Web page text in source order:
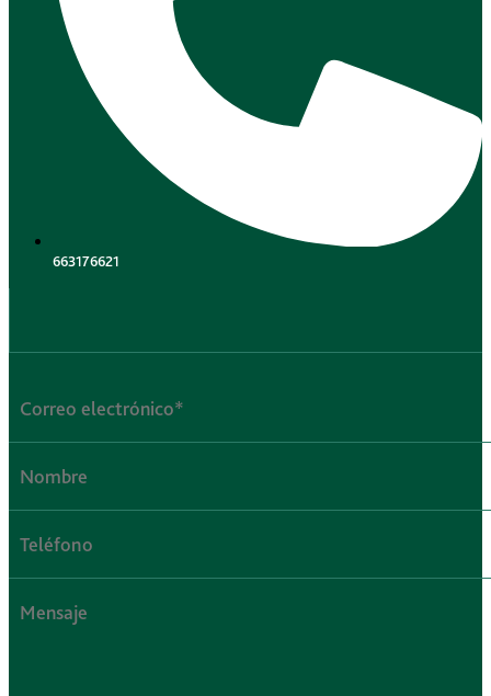
663176621